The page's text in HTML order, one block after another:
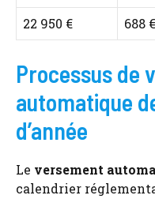
22 950 €
688 €
Processus de
automatique
d’année
Le versement
calendrier